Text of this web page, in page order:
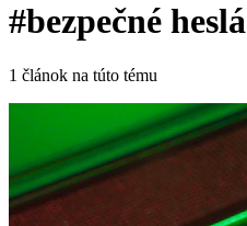
#bezpečné heslá
1 článok na túto tému